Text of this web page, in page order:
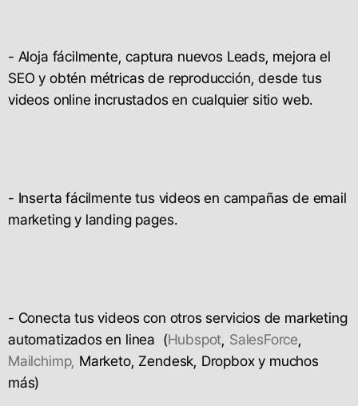
- Aloja fácilmente, captura nuevos Leads, mejora el
SEO y obtén métricas de reproducción, desde tus
videos online incrustados en cualquier sitio web.
- Inserta fácilmente tus videos en campañas de email
marketing y landing pages.
- Conecta tus videos con otros servicios de marketing
automatizados en linea (Hubspot, SalesForce,
Mailchimp, Marketo, Zendesk, Dropbox y muchos
más)